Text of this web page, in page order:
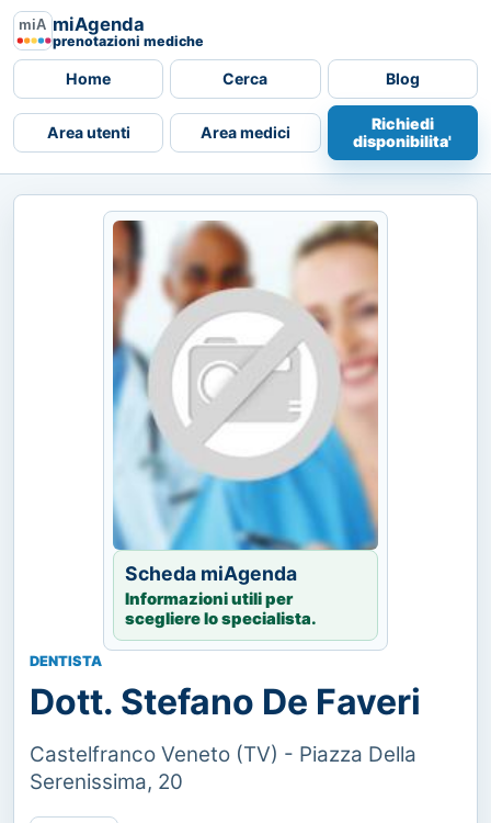
miAgenda
prenotazioni mediche
Home Cerca Blog
Area utenti Area medici
Richiedi
disponibilita'
Scheda miAgenda
Informazioni utili per
scegliere lo specialista.
DENTISTA
Dott. Stefano De Faveri
Castelfranco Veneto (TV) - Piazza Della
Serenissima, 20